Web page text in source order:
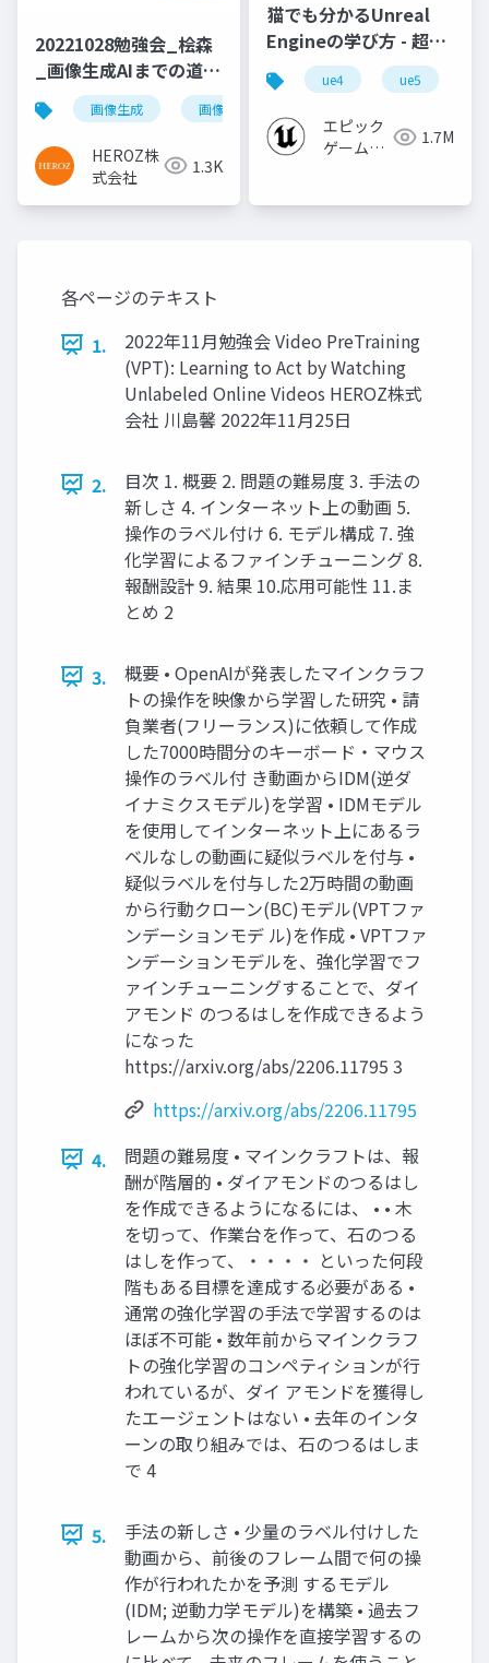
20221028勉強会_桧森
_画像生成AIまでの道の
り
画像生成 画像チーム
HEROZ株
式会社
1.3K
猫でも分かるUnreal
Engineの学び方 - 超初
心者向け編 - 2023 v1.0
ue4 ue5
エピック
ゲームズ
1.7M
各ページのテキスト
1.
2022年11月勉強会 Video PreTraining
(VPT): Learning to Act by Watching
Unlabeled Online Videos HEROZ株式
会社 川島馨 2022年11月25日
2.
目次 1. 概要 2. 問題の難易度 3. 手法の
新しさ 4. インターネット上の動画 5.
操作のラベル付け 6. モデル構成 7. 強
化学習によるファインチューニング 8.
報酬設計 9. 結果 10.応用可能性 11.ま
とめ 2
3.
概要 • OpenAIが発表したマインクラフ
トの操作を映像から学習した研究 • 請
負業者(フリーランス)に依頼して作成
した7000時間分のキーボード・マウス
操作のラベル付 き動画からIDM(逆ダ
イナミクスモデル)を学習 • IDMモデル
を使用してインターネット上にあるラ
ベルなしの動画に疑似ラベルを付与 •
疑似ラベルを付与した2万時間の動画
から行動クローン(BC)モデル(VPTファ
ンデーションモデ ル)を作成 • VPTファ
ンデーションモデルを、強化学習でフ
ァインチューニングすることで、ダイ
アモンド のつるはしを作成できるよう
になった
https://arxiv.org/abs/2206.11795 3
https://arxiv.org/abs/2206.11795
4.
問題の難易度 • マインクラフトは、報
酬が階層的 • ダイアモンドのつるはし
を作成できるようになるには、 • • 木
を切って、作業台を作って、石のつる
はしを作って、・・・・ といった何段
階もある目標を達成する必要がある •
通常の強化学習の手法で学習するのは
ほぼ不可能 • 数年前からマインクラフ
トの強化学習のコンペティションが行
われているが、ダイ アモンドを獲得し
たエージェントはない • 去年のインタ
ーンの取り組みでは、石のつるはしま
で 4
5.
手法の新しさ • 少量のラベル付けした
動画から、前後のフレーム間で何の操
作が行われたかを予測 するモデル
(IDM; 逆動力学モデル)を構築 • 過去フ
レームから次の操作を直接学習するの